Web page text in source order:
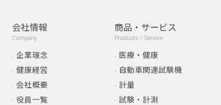
会社情報
Company
企業理念
健康経営
会社概要
役員一覧
商品・サービス
Products / Service
医療・健康
自動車関連試験機
計量
試験・計測